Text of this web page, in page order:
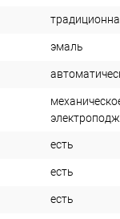
эмаль
есть
есть
есть